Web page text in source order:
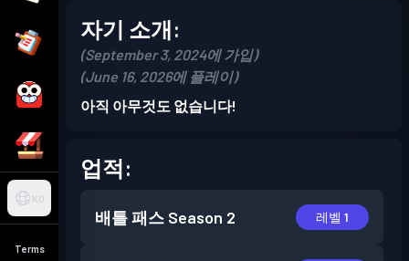
KO
Terms
자기 소개:
(September 3, 2024에 가입)
(June 16, 2026에 플레이)
아직 아무것도 없습니다!
업적:
배틀 패스 Season 2 레벨 1